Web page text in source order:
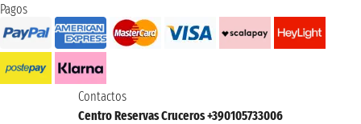
Pagos
Contactos
Centro Reservas Cruceros +390105733006